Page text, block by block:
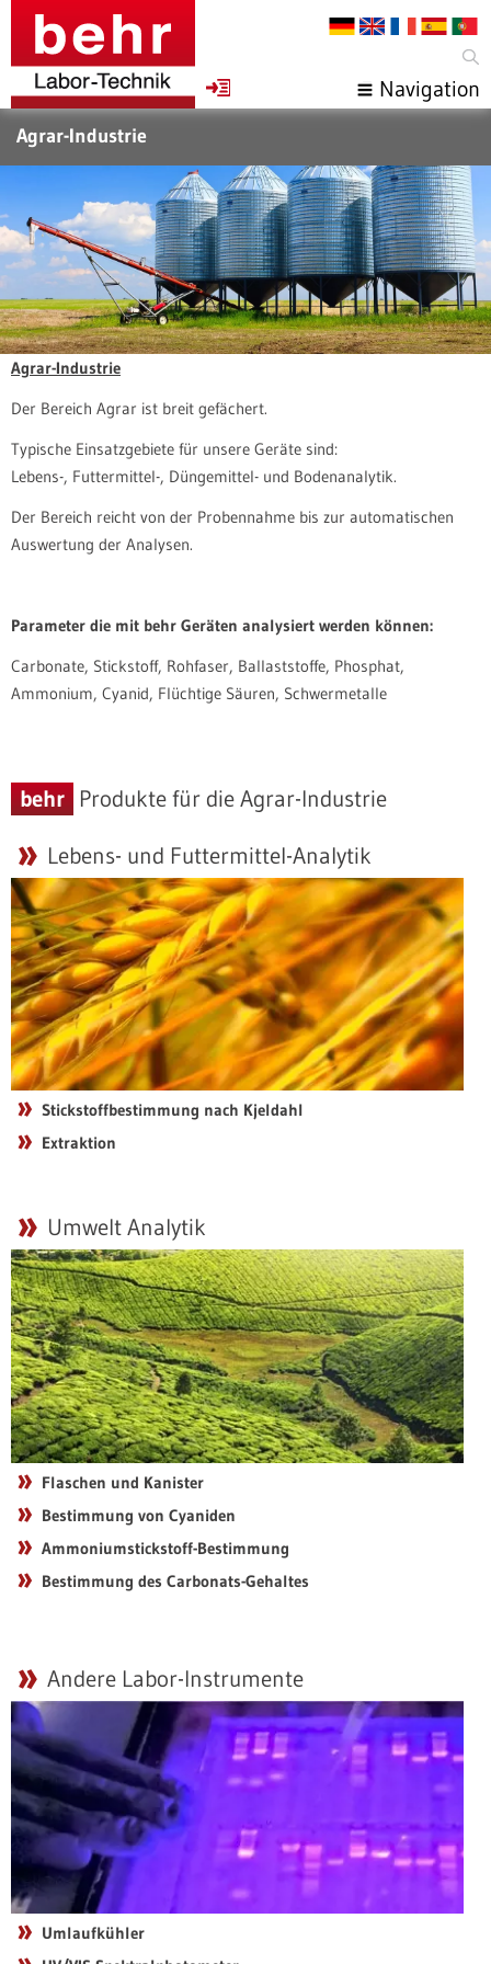
Navigation
Agrar-Industrie
Agrar-Industrie
Der Bereich Agrar ist breit gefächert.
Typische Einsatzgebiete für unsere Geräte sind:
Lebens-, Futtermittel-, Düngemittel- und Bodenanalytik.
Der Bereich reicht von der Probennahme bis zur automatischen
Auswertung der Analysen.
Parameter die mit behr Geräten analysiert werden können:
Carbonate, Stickstoff, Rohfaser, Ballaststoffe, Phosphat,
Ammonium, Cyanid, Flüchtige Säuren, Schwermetalle
behr Produkte für die Agrar-Industrie
Lebens- und Futtermittel-Analytik
Stickstoffbestimmung nach Kjeldahl
Extraktion
Umwelt Analytik
Flaschen und Kanister
Bestimmung von Cyaniden
Ammoniumstickstoff-Bestimmung
Bestimmung des Carbonats-Gehaltes
Andere Labor-Instrumente
Umlaufkühler